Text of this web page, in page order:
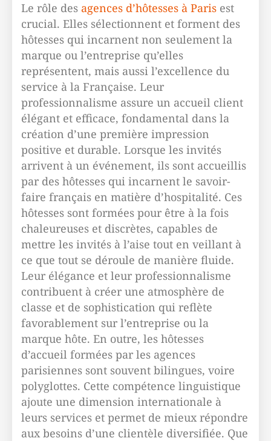
Le rôle des agences d’hôtesses à Paris est
crucial. Elles sélectionnent et forment des
hôtesses qui incarnent non seulement la
marque ou l’entreprise qu’elles
représentent, mais aussi l’excellence du
service à la Française. Leur
professionnalisme assure un accueil client
élégant et efficace, fondamental dans la
création d’une première impression
positive et durable. Lorsque les invités
arrivent à un événement, ils sont accueillis
par des hôtesses qui incarnent le savoir-
faire français en matière d’hospitalité. Ces
hôtesses sont formées pour être à la fois
chaleureuses et discrètes, capables de
mettre les invités à l’aise tout en veillant à
ce que tout se déroule de manière fluide.
Leur élégance et leur professionnalisme
contribuent à créer une atmosphère de
classe et de sophistication qui reflète
favorablement sur l’entreprise ou la
marque hôte. En outre, les hôtesses
d’accueil formées par les agences
parisiennes sont souvent bilingues, voire
polyglottes. Cette compétence linguistique
ajoute une dimension internationale à
leurs services et permet de mieux répondre
aux besoins d’une clientèle diversifiée. Que